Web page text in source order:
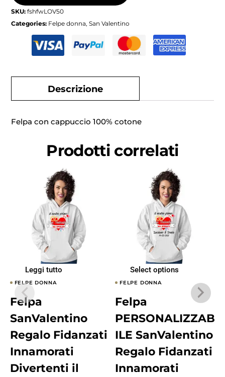
SKU:fshfwLOV50
Categories: Felpe donna,San Valentino
Descrizione
Felpa con cappuccio 100% cotone
Prodotti correlati
Leggi tutto
FELPE DONNA
Felpa
SanValentino
Regalo Fidanzati
Innamorati
Divertenti il
Select options
FELPE DONNA
Felpa
PERSONALIZZAB
ILE SanValentino
Regalo Fidanzati
Innamorati